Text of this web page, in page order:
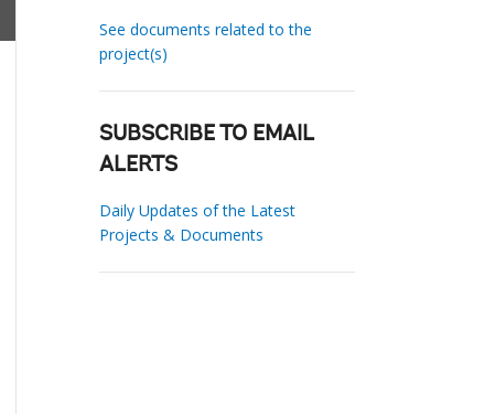
See documents related to the
project(s)
SUBSCRIBE TO EMAIL
ALERTS
Daily Updates of the Latest
Projects & Documents